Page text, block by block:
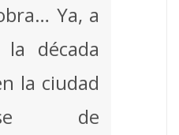
Ya, a
década
la ciudad
de